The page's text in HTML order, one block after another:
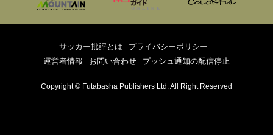
サッカー批評とは
プライバシーポリシー
運営者情報
お問い合わせ プッシュ通知の配信停止
Copyright © Futabasha Publishers Ltd. All Right Reserved